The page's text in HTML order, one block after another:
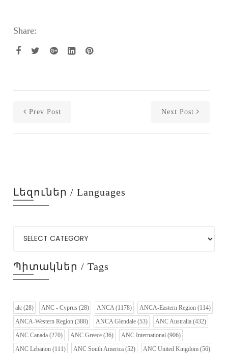
Share:
Prev Post Next Post
Լեզուներ / Languages
Պիտակներ / Tags
alc (28) ANC - Cyprus (28) ANCA (1178) ANCA-Eastern Region (114)
ANCA-Western Region (388) ANCA Glendale (53) ANC Australia (432)
ANC Canada (270) ANC Greece (36) ANC International (906)
ANC Lebanon (111) ANC South America (52) ANC United Kingdom (56)